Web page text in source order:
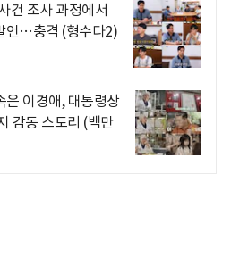
건 조사 과정에서
언…충격 (형수다2)
이경애, 대통령상
감동 스토리 (백만